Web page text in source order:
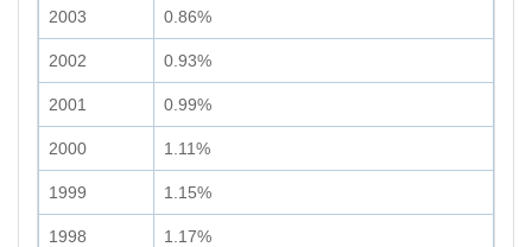
2003 0.86%
2002 0.93%
2001 0.99%
2000 1.11%
1999 1.15%
1998 1.17%